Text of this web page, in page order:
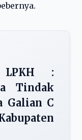
:
Tindak
Galian C